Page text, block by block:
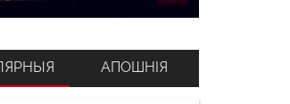
АПОШНІЯ